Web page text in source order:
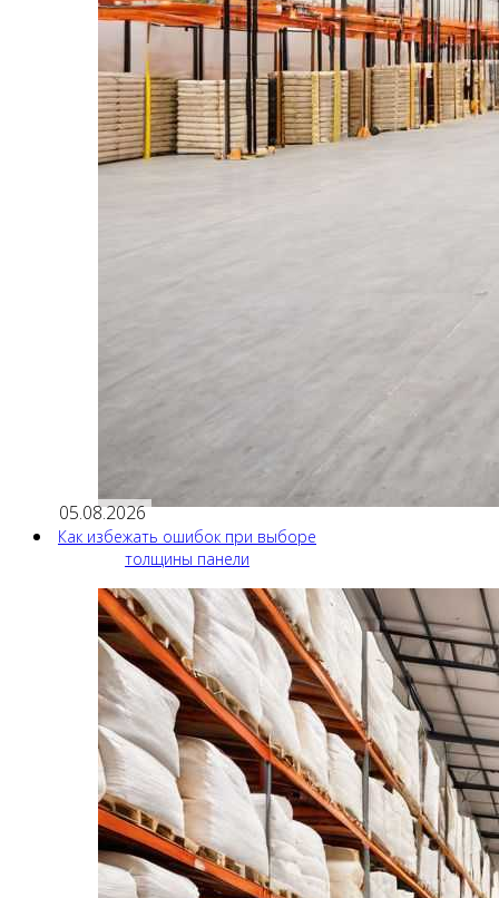
05.08.2026
Как избежать ошибок при выборе
толщины панели